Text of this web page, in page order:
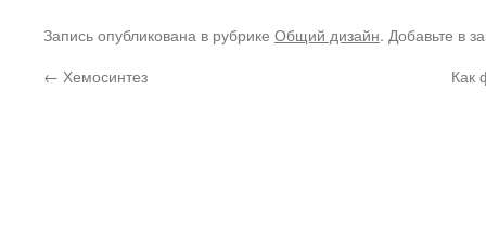
Запись опубликована в рубрике Общий дизайн. Добавьте в
← Хемосинтез Как